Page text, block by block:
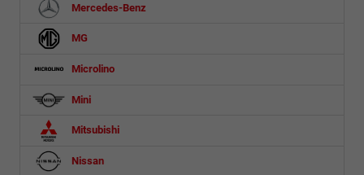
Mercedes-Benz
MG
Microlino
Mini
Mitsubishi
Nissan